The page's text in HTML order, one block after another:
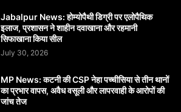
Jabalpur News: होम्योपैथी डिग्री पर एलोपैथिक
इलाज, प्रशासन ने शाहीन दवाखाना और रहमानी
सिफाखाना किया सील
July 30, 2026
MP News: कटनी की CSP नेहा पच्चीसिया से तीन थानों
का प्रभार वापस, अवैध वसूली और लापरवाही के आरोपों की
जांच तेज